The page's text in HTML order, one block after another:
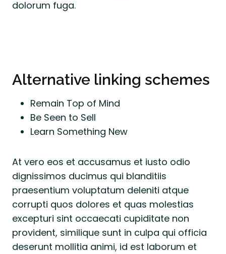
dolorum fuga.
Alternative linking schemes
Remain Top of Mind
Be Seen to Sell
Learn Something New
At vero eos et accusamus et iusto odio
dignissimos ducimus qui blanditiis
praesentium voluptatum deleniti atque
corrupti quos dolores et quas molestias
excepturi sint occaecati cupiditate non
provident, similique sunt in culpa qui officia
deserunt mollitia animi, id est laborum et